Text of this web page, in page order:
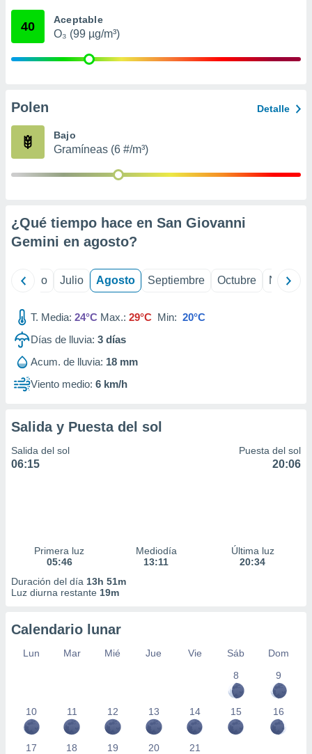
mediante
publicidad
de
40 Aceptable
O₃ (99 µg/m³)
Polen Detalle
Bajo
Gramíneas (6 #/m³)
¿Qué tiempo hace en San Giovanni
Gemini en agosto?
Junio Julio Agosto Septiembre Octubre
T. Media: 24°C Max.: 29°C Min: 20°C
Días de lluvia: 3 días
Acum. de lluvia: 18 mm
Viento medio: 6 km/h
Salida y Puesta del sol
Salida del sol
06:15
Puesta del sol
20:06
Primera luz
05:46
Mediodía
13:11
Última luz
20:34
Duración del día 13h 51m
Luz diurna restante 19m
Calendario lunar
Lun Mar Mié Jue Vie Sáb
Dom
8
9
10 11 12 13 14 15 16
17 18 19 20 21